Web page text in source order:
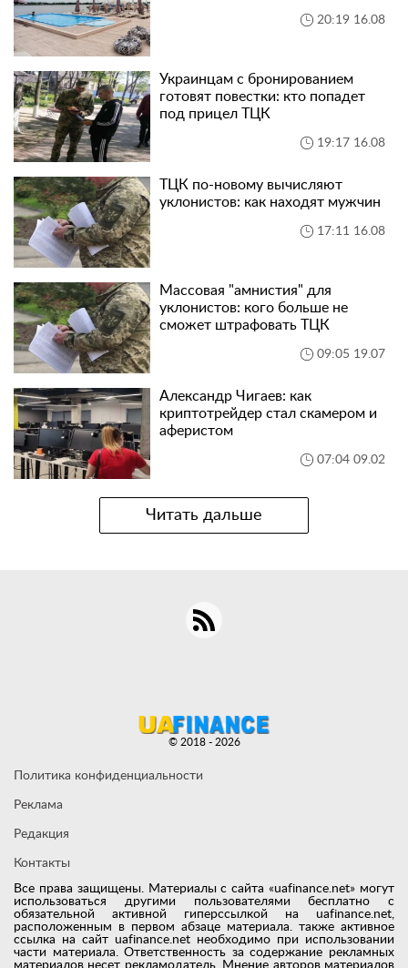
20:19 16.08
Украинцам с бронированием
готовят повестки: кто попадет
под прицел ТЦК
19:17 16.08
ТЦК по-новому вычисляют
уклонистов: как находят мужчин
17:11 16.08
Массовая "амнистия" для
уклонистов: кого больше не
сможет штрафовать ТЦК
09:05 19.07
Александр Чигаев: как
криптотрейдер стал скамером и
аферистом
07:04 09.02
Читать дальше
Все права защищены. Материалы с сайта «uafinance.net» могут
использоваться другими пользователями бесплатно с
обязательной активной гиперссылкой на uafinance.net,
расположенным в первом абзаце материала. также активное
ссылка на сайт uafinance.net необходимо при использовании
части материала. Ответственность за содержание рекламных
материалов несет рекламодатель. Мнение авторов материалов
Политика конфиденциальности
Реклама
Редакция
Контакты
© 2018 - 2026